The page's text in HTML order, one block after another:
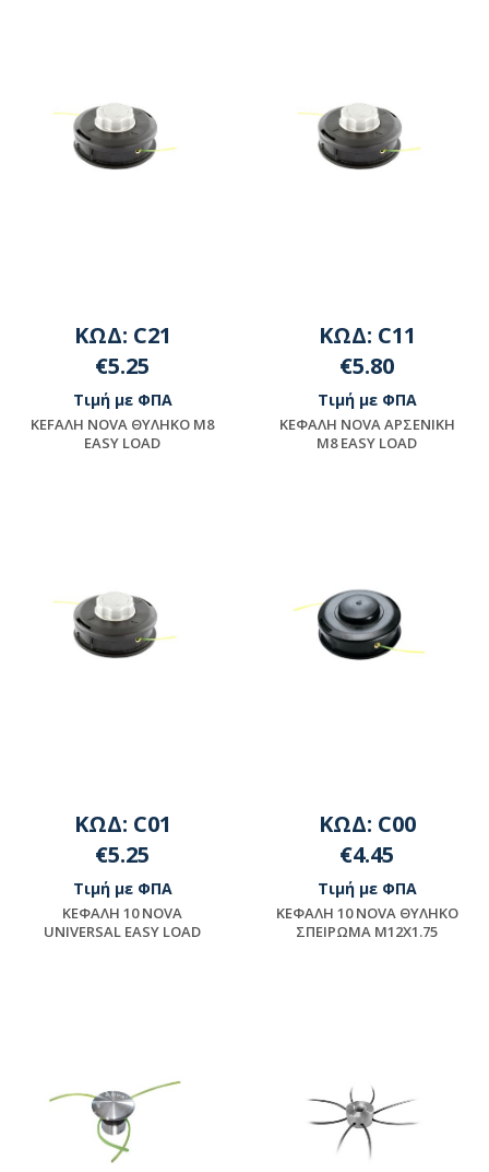
ΚΩΔ: C21
€5.25
Τιμή με ΦΠΑ
KEFAΛH NOVA ΘYΛHKO M8
EASY LOAD
ΚΩΔ: C11
€5.80
Τιμή με ΦΠΑ
KEΦAΛH NOVA APΣENIKH
M8 EASY LOAD
ΚΩΔ: C01
€5.25
Τιμή με ΦΠΑ
KEΦAΛH 10 NOVA
UNIVERSAL EASY LOAD
ΚΩΔ: C00
€4.45
Τιμή με ΦΠΑ
KEΦAΛH 10 NOVA ΘYΛHKO
ΣΠEIPΩMA M12X1.75